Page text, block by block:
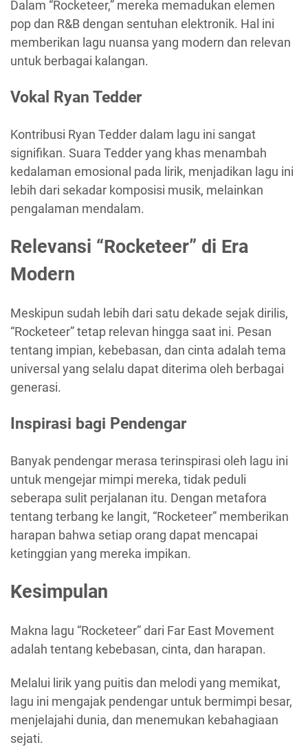
Dalam “Rocketeer,” mereka memadukan elemen
pop dan R&B dengan sentuhan elektronik. Hal ini
memberikan lagu nuansa yang modern dan relevan
untuk berbagai kalangan.
Vokal Ryan Tedder
Kontribusi Ryan Tedder dalam lagu ini sangat
signifikan. Suara Tedder yang khas menambah
kedalaman emosional pada lirik, menjadikan lagu ini
lebih dari sekadar komposisi musik, melainkan
pengalaman mendalam.
Relevansi “Rocketeer” di Era
Modern
Meskipun sudah lebih dari satu dekade sejak dirilis,
“Rocketeer” tetap relevan hingga saat ini. Pesan
tentang impian, kebebasan, dan cinta adalah tema
universal yang selalu dapat diterima oleh berbagai
generasi.
Inspirasi bagi Pendengar
Banyak pendengar merasa terinspirasi oleh lagu ini
untuk mengejar mimpi mereka, tidak peduli
seberapa sulit perjalanan itu. Dengan metafora
tentang terbang ke langit, “Rocketeer” memberikan
harapan bahwa setiap orang dapat mencapai
ketinggian yang mereka impikan.
Kesimpulan
Makna lagu “Rocketeer” dari Far East Movement
adalah tentang kebebasan, cinta, dan harapan.
Melalui lirik yang puitis dan melodi yang memikat,
lagu ini mengajak pendengar untuk bermimpi besar,
menjelajahi dunia, dan menemukan kebahagiaan
sejati.